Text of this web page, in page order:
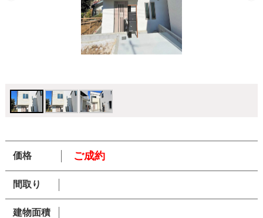
価格 ご成約
間取り
建物面積